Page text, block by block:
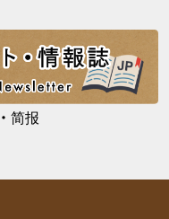
简报